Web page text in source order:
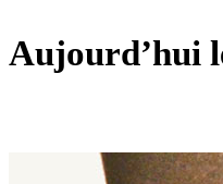
Aujourd’hui